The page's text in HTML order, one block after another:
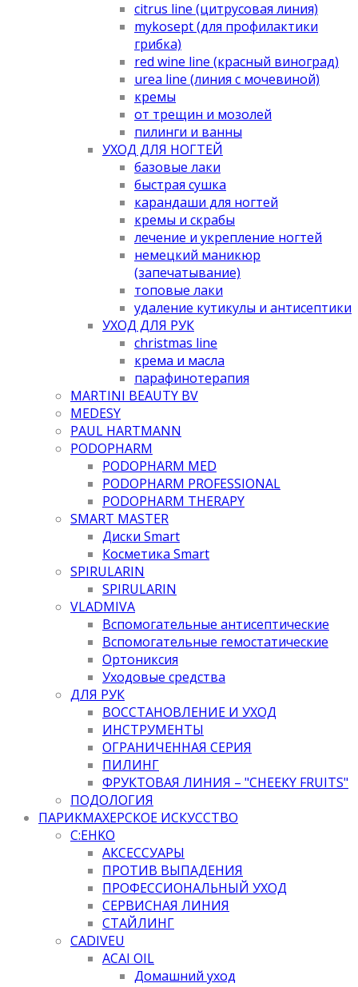
citrus line (цитрусовая линия)
mykosept (для профилактики
грибка)
red wine line (красный виноград)
urea line (линия с мочевиной)
кремы
от трещин и мозолей
пилинги и ванны
УХОД ДЛЯ НОГТЕЙ
базовые лаки
быстрая сушка
карандаши для ногтей
кремы и скрабы
лечение и укрепление ногтей
немецкий маникюр
(запечатывание)
топовые лаки
удаление кутикулы и антисептики
УХОД ДЛЯ РУК
christmas line
крема и масла
парафинотерапия
MARTINI BEAUTY BV
MEDESY
PAUL HARTMANN
PODOPHARM
PODOPHARM MED
PODOPHARM PROFESSIONAL
PODOPHARM THERAPY
SMART MASTER
Диски Smart
Косметика Smart
SPIRULARIN
SPIRULARIN
VLADMIVA
Вспомогательные антисептические
Вспомогательные гемостатические
Ортониксия
Уходовые средства
ДЛЯ РУК
ВОССТАНОВЛЕНИЕ И УХОД
ИНСТРУМЕНТЫ
ОГРАНИЧЕННАЯ СЕРИЯ
ПИЛИНГ
ФРУКТОВАЯ ЛИНИЯ – "CHEEKY FRUITS"
ПОДОЛОГИЯ
ПАРИКМАХЕРСКОЕ ИСКУССТВО
C:EHKO
АКСЕССУАРЫ
ПРОТИВ ВЫПАДЕНИЯ
ПРОФЕССИОНАЛЬНЫЙ УХОД
СЕРВИСНАЯ ЛИНИЯ
СТАЙЛИНГ
CADIVEU
ACAI OIL
Домашний уход